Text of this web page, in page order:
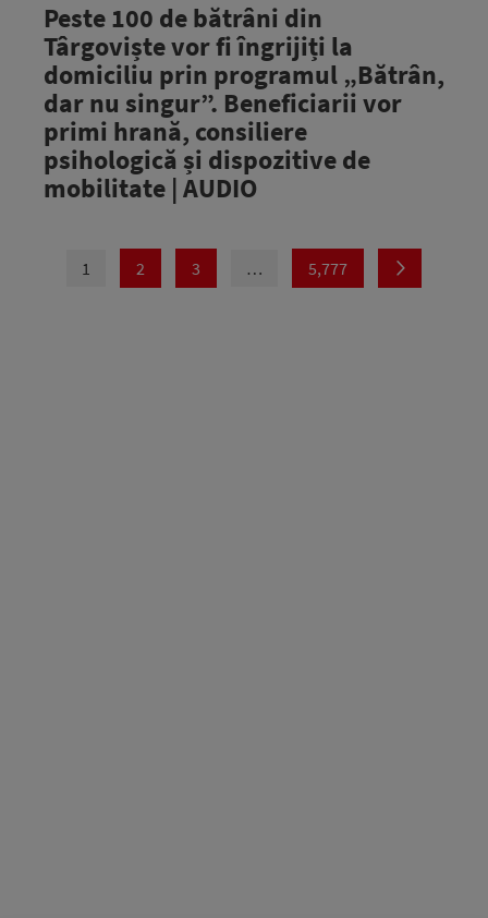
Peste 100 de bătrâni din
Târgoviște vor fi îngrijiți la
domiciliu prin programul „Bătrân,
dar nu singur”. Beneficiarii vor
primi hrană, consiliere
psihologică și dispozitive de
mobilitate | AUDIO
1 2 3 … 5,777